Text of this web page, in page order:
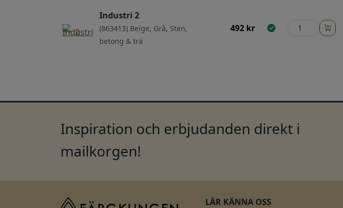
Industri 2
(863413) Beige, Grå, Sten,
betong & trä
492 kr
Inspiration och erbjudanden direkt i
mailkorgen!
LÄR KÄNNA OSS